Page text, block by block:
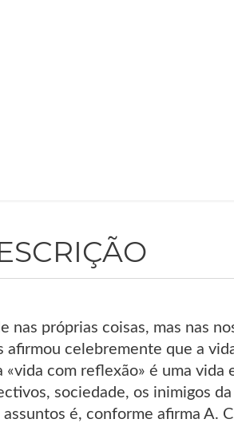
nas próprias coisas, mas nas
celebremente que a
«vida com reflexão» é uma
sociedade, os inimigos
é, conforme afirma A.